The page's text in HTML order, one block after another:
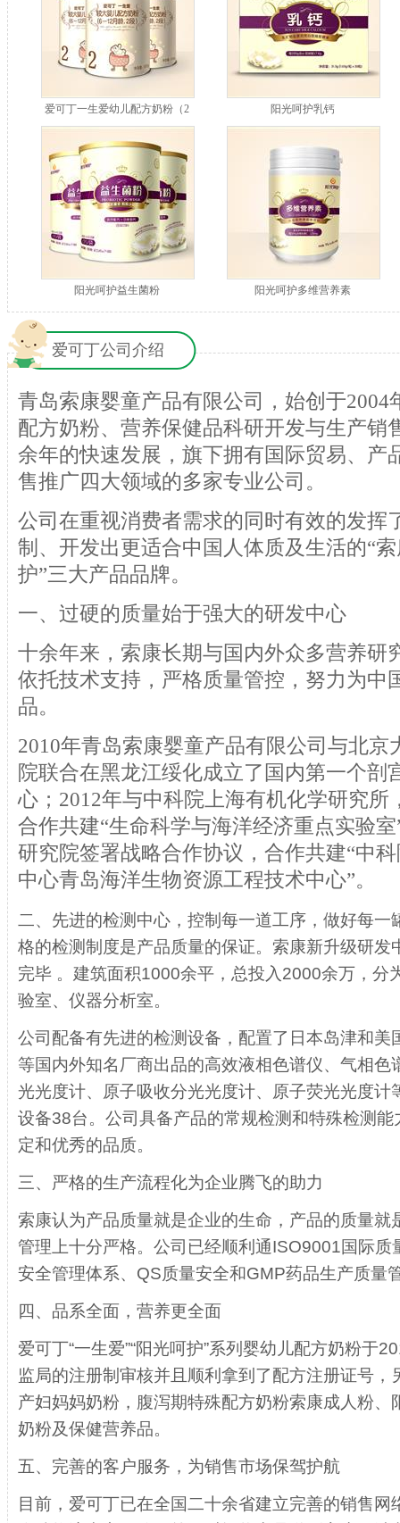
爱可丁一生爱幼儿配方奶粉（2
阳光呵护乳钙
阳光呵护益生菌粉 阳光呵护多维营养素
爱可丁公司介绍
青岛索康婴童产品有限公司，始创于2004
配方奶粉、营养保健品科研开发与生产销
余年的快速发展，旗下拥有国际贸易、产
售推广四大领域的多家专业公司。
公司在重视消费者需求的同时有效的发挥
制、开发出更适合中国人体质及生活的“索
护”三大产品品牌。
一、过硬的质量始于强大的研发中心
十余年来，索康长期与国内外众多营养研
依托技术支持，严格质量管控，努力为中
品。
2010年青岛索康婴童产品有限公司与北京
院联合在黑龙江绥化成立了国内第一个剖
心；2012年与中科院上海有机化学研究所
合作共建“生命科学与海洋经济重点实验
研究院签署战略合作协议，合作共建“中
中心青岛海洋生物资源工程技术中心”。
二、先进的检测中心，控制每一道工序，做好每一
格的检测制度是产品质量的保证。索康新升级研
完毕 。建筑面积1000余平，总投入2000余万，分
验室、仪器分析室。
公司配备有先进的检测设备，配置了日本岛津和美
等国内外知名厂商出品的高效液相色谱仪、气相色
光光度计、原子吸收分光光度计、原子荧光光度计
设备38台。公司具备产品的常规检测和特殊检测
定和优秀的品质。
三、严格的生产流程化为企业腾飞的助力
索康认为产品质量就是企业的生命，产品的质量就
管理上十分严格。公司已经顺利通ISO9001国际
安全管理体系、QS质量安全和GMP药品生产质量
四、品系全面，营养更全面
爱可丁“一生爱”“阳光呵护”系列婴幼儿配方奶粉于
监局的注册制审核并且顺利拿到了配方注册证号，
产妇妈妈奶粉，腹泻期特殊配方奶粉索康成人粉、
奶粉及保健营养品。
五、完善的客户服务，为销售市场保驾护航
目前，爱可丁已在全国二十余省建立完善的销售网